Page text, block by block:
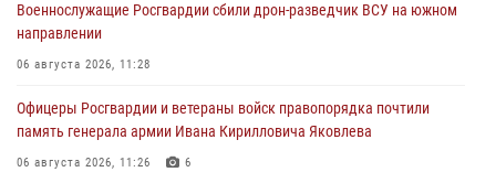
Военнослужащие Росгвардии сбили дрон-разведчик ВСУ на южном
направлении
06 августа 2026, 11:28
Офицеры Росгвардии и ветераны войск правопорядка почтили
память генерала армии Ивана Кирилловича Яковлева
06 августа 2026, 11:26 6